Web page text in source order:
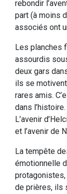
rebondir
part (à moins
associés ont
Les planches
assourdis
deux gars
ils se
rares amis.
dans
L’avenir
et l’avenir de
La tempête
émotionnelle
protagonistes,
de prières, ils